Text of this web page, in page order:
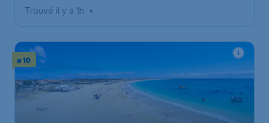
Seewoosagur-Ramgoolam
Trouvé il y a 1h •
# 10